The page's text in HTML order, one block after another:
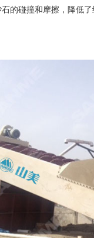
的碰撞和摩擦，降低了